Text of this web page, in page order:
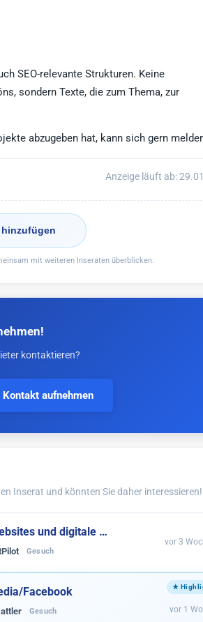
SEO-relevante Strukturen. Keine
sondern Texte, die zum Thema, zur
abzugeben hat, kann sich gern
Anzeige läuft ab:
mit weiteren Inseraten überblicken.
kontaktieren?
aufnehmen
Inserat und könnten Sie daher interessieren!
und digitale …
Gesuch
vor 3
Facebook
Gesuch vor 1